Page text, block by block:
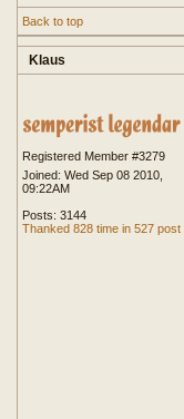
Back to top
Klaus
Registered Member #3279
Joined: Wed Sep 08 2010,
09:22AM
Posts: 3144
Thanked 828 time in 527 post